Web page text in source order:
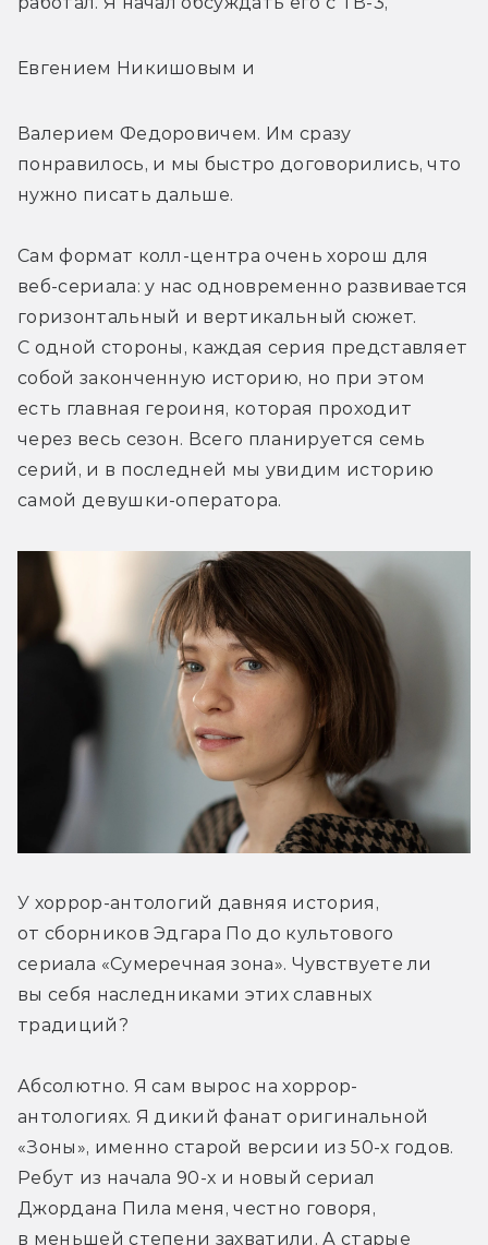
Евгением Никишовым и
Валерием Федоровичем. Им сразу
понравилось, и мы быстро договорились, что
нужно писать дальше.
Сам формат колл-центра очень хорош для
веб-сериала: у нас одновременно развивается
горизонтальный и вертикальный сюжет.
С одной стороны, каждая серия представляет
собой законченную историю, но при этом
есть главная героиня, которая проходит
через весь сезон. Всего планируется семь
серий, и в последней мы увидим историю
самой девушки-оператора.
У хоррор-антологий давняя история,
от сборников Эдгара По до культового
сериала «Сумеречная зона». Чувствуете ли
вы себя наследниками этих славных
традиций?
Абсолютно. Я сам вырос на хоррор-
антологиях. Я дикий фанат оригинальной
«Зоны», именно старой версии из 50-х годов.
Ребут из начала 90-х и новый сериал
Джордана Пила меня, честно говоря,
в меньшей степени захватили. А старые